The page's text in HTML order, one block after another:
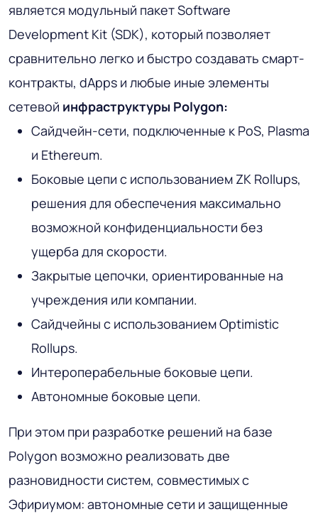
является модульный пакет Software
Development Kit (SDK), который позволяет
сравнительно легко и быстро создавать смарт-
контракты, dApps и любые иные элементы
сетевой инфраструктуры Polygon:
Сайдчейн-сети, подключенные к PoS, Plasma
и Ethereum.
Боковые цепи с использованием ZK Rollups,
решения для обеспечения максимально
возможной конфиденциальности без
ущерба для скорости.
Закрытые цепочки, ориентированные на
учреждения или компании.
Сайдчейны с использованием Optimistic
Rollups.
Интероперабельные боковые цепи.
Автономные боковые цепи.
При этом при разработке решений на базе
Polygon возможно реализовать две
разновидности систем, совместимых с
Эфириумом: автономные сети и защищенные